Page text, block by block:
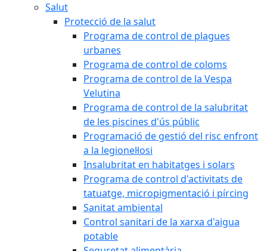
Salut
Protecció de la salut
Programa de control de plagues
urbanes
Programa de control de coloms
Programa de control de la Vespa
Velutina
Programa de control de la salubritat
de les piscines d'ús públic
Programació de gestió del risc enfront
a la legionel·losi
Insalubritat en habitatges i solars
Programa de control d'activitats de
tatuatge, micropigmentació i pírcing
Sanitat ambiental
Control sanitari de la xarxa d'aigua
potable